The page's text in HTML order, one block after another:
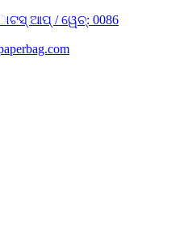
ଆପ୍ / ୱେଚ୍: 0086